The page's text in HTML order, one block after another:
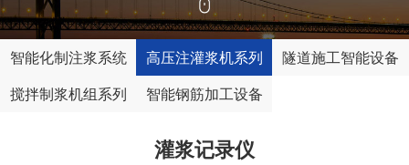
智能化制注浆系统 高压注灌浆机系列
隧道施工智能设备
搅拌制浆机组系列
智能钢筋加工设备
灌浆记录仪